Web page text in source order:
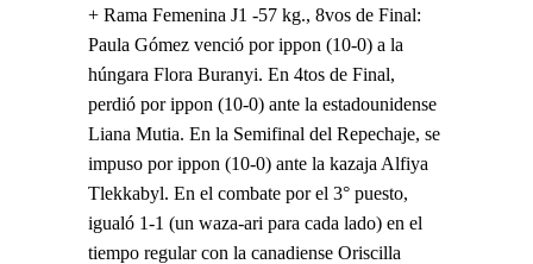
+ Rama Femenina J1 -57 kg., 8vos de Final:
Paula Gómez venció por ippon (10-0) a la
húngara Flora Buranyi. En 4tos de Final,
perdió por ippon (10-0) ante la estadounidense
Liana Mutia. En la Semifinal del Repechaje, se
impuso por ippon (10-0) ante la kazaja Alfiya
Tlekkabyl. En el combate por el 3° puesto,
igualó 1-1 (un waza-ari para cada lado) en el
tiempo regular con la canadiense Oriscilla